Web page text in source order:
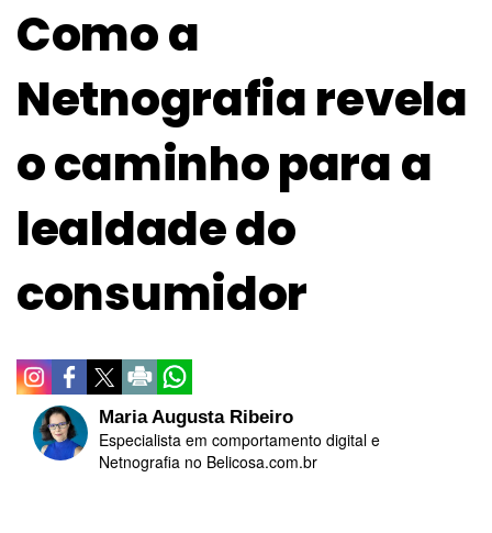
Como a
Netnografia revela
o caminho para a
lealdade do
consumidor
Maria Augusta Ribeiro
Especialista em comportamento digital e
Netnografia no Belicosa.com.br